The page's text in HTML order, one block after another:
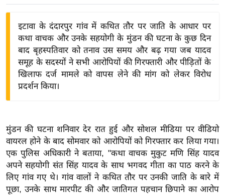
द्यो
ष
ज्ञ
रा
य
ब
इटावा के दंदारपुर गांव में कथित तौर पर जाति के आधार पर
कथा वाचक और उनके सहयोगी के मुंडन की घटना के कुछ दिन
बाद बृहस्पतिवार को तनाव उस समय और बढ़ गया जब यादव
समूह के सदस्यों ने सभी आरोपियों की गिरफ्तारी और पीड़ितों के
खिलाफ दर्ज मामले को वापस लेने की मांग को लेकर विरोध
प्रदर्शन किया।
मुंडन की घटना शनिवार देर रात हुई और सोशल मीडिया पर वीडियो
वायरल होने के बाद सोमवार को आरोपियों को गिरफ्तार कर लिया गया।
एक पुलिस अधिकारी ने बताया, "कथा वाचक मुकुट मणि सिंह यादव
अपने सहयोगी संत सिंह यादव के साथ भगवद गीता का पाठ करने के
लिए गांव गए थे। गांव वालों ने कथित तौर पर उनकी जाति के बारे में
पूछा, उनके साथ मारपीट की और जातिगत पहचान छिपाने का आरोप